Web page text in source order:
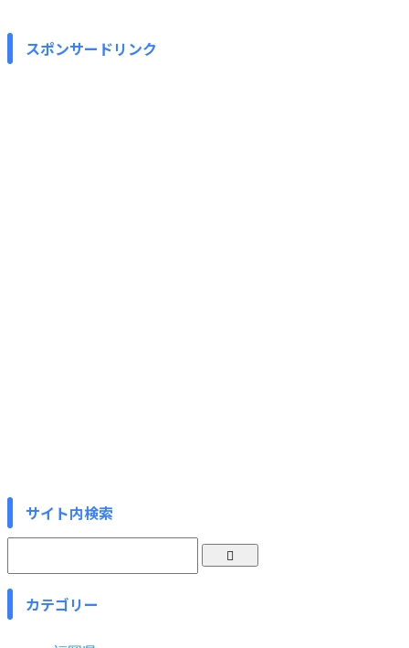
スポンサードリンク
サイト内検索
カテゴリー